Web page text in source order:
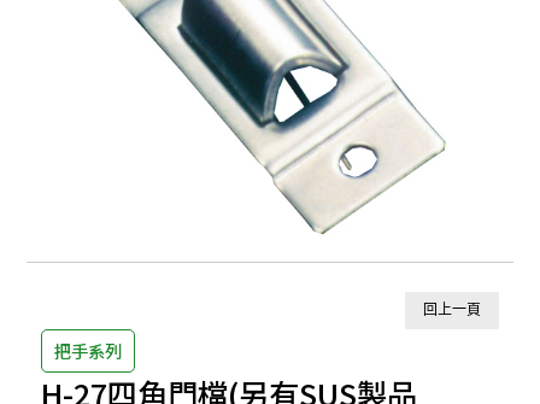
回上一頁
把手系列
H-27四角門檔(另有SUS製品